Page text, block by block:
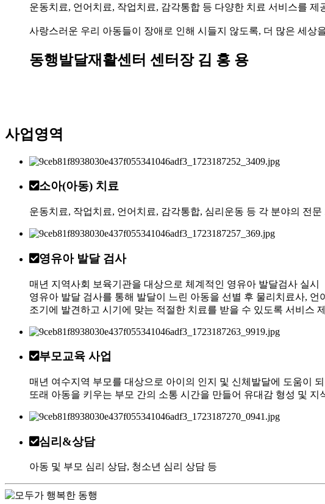
운동치료, 언어치료, 작업치료, 감각통합 등 다양한 치료 서비스를
사랑스러운 우리 아동들이 장애로 인해 시들지 않도록, 더 많은 세상
동행발달재활센터 센터장김 홍 용
사업영역
소아(아동) 치료
운동치료, 작업치료, 언어치료, 감각통합, 심리운동 등 각 분야의 전
영유아 발달 검사
매년 지역사회 보육기관을 대상으로 체계적인 영유아 발달검사 실시
영유아 발달 검사를 통해 발달이 느린 아동을 선별 후 물리치료사,
조기에 발견하고 시기에 맞는 적절한 치료를 받을 수 있도록 서비스
부모교육 사업
매년 여수지역 부모를 대상으로 아이의 인지 및 신체발달에 도움이
또래 아동을 키우는 부모 간의 소통 시간을 만들어 유대감 형성 및 지
심리&상담
아동 및 부모 심리 상담, 청소년 심리 상담 등